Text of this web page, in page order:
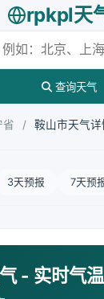
rpkpl天
查询天气
省 / 鞍山市天气详
3天预报 7天预
- 实时气